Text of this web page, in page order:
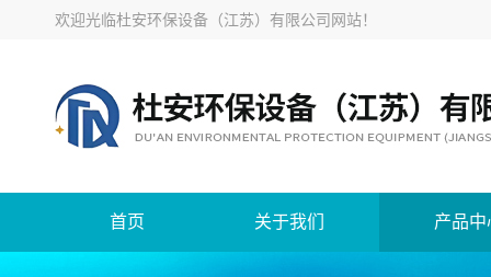
欢迎光临杜安环保设备（江苏）有限公司网站！
首页 关于我们 产品中